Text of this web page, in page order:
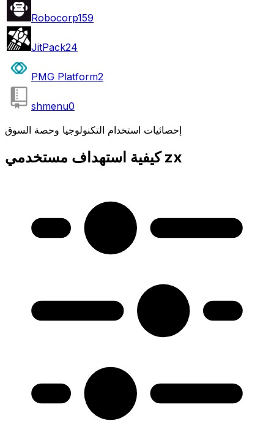
Robocorp159
JitPack24
PMG Platform2
shmenu0
إحصائيات استخدام التكنولوجيا وحصة السوق
كيفية استهداف مستخدمي zx